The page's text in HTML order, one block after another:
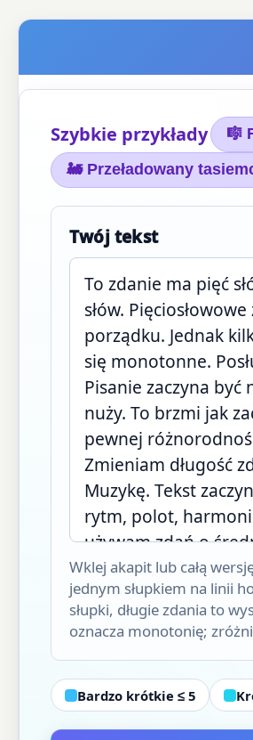
Szybkie przykłady 🎼
🚂 Przeładowany
Twój tekst
Wklej akapit lub całą
jednym słupkiem na linii
słupki, długie zdania to
oznacza monotonię;
Bardzo krótkie ≤ 5